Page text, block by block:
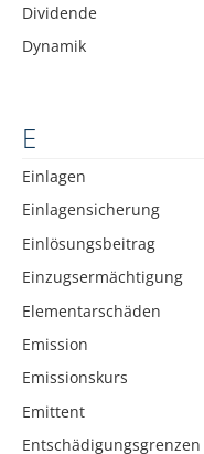
Dividende
Dynamik
E
Einlagen
Einlagensicherung
Einlösungsbeitrag
Einzugsermächtigung
Elementarschäden
Emission
Emissionskurs
Emittent
Entschädigungsgrenzen